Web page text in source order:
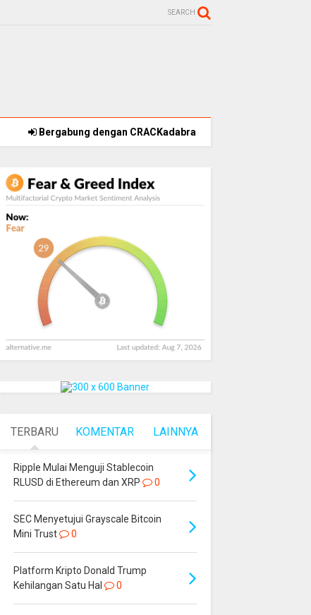
SEARCH
Bergabung dengan CRACKadabra
TERBARU KOMENTAR LAINNYA
Ripple Mulai Menguji Stablecoin
RLUSD di Ethereum dan XRP
0
SEC Menyetujui Grayscale Bitcoin
Mini Trust
0
Platform Kripto Donald Trump
Kehilangan Satu Hal
0